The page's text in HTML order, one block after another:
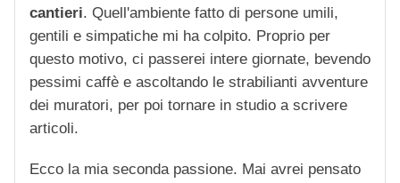
cantieri. Quell'ambiente fatto di persone umili,
gentili e simpatiche mi ha colpito. Proprio per
questo motivo, ci passerei intere giornate, bevendo
pessimi caffè e ascoltando le strabilianti avventure
dei muratori, per poi tornare in studio a scrivere
articoli.
Ecco la mia seconda passione. Mai avrei pensato